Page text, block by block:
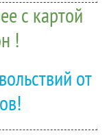
с картой
!
от